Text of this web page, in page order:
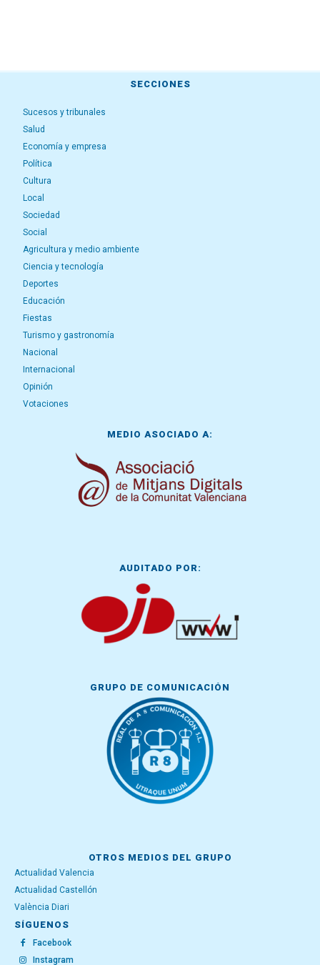
SECCIONES
Sucesos y tribunales
Salud
Economía y empresa
Política
Cultura
Local
Sociedad
Social
Agricultura y medio ambiente
Ciencia y tecnología
Deportes
Educación
Fiestas
Turismo y gastronomía
Nacional
Internacional
Opinión
Votaciones
MEDIO ASOCIADO A:
AUDITADO POR:
GRUPO DE COMUNICACIÓN
OTROS MEDIOS DEL GRUPO
Actualidad Valencia
Actualidad Castellón
València Diari
SÍGUENOS
Facebook
Instagram